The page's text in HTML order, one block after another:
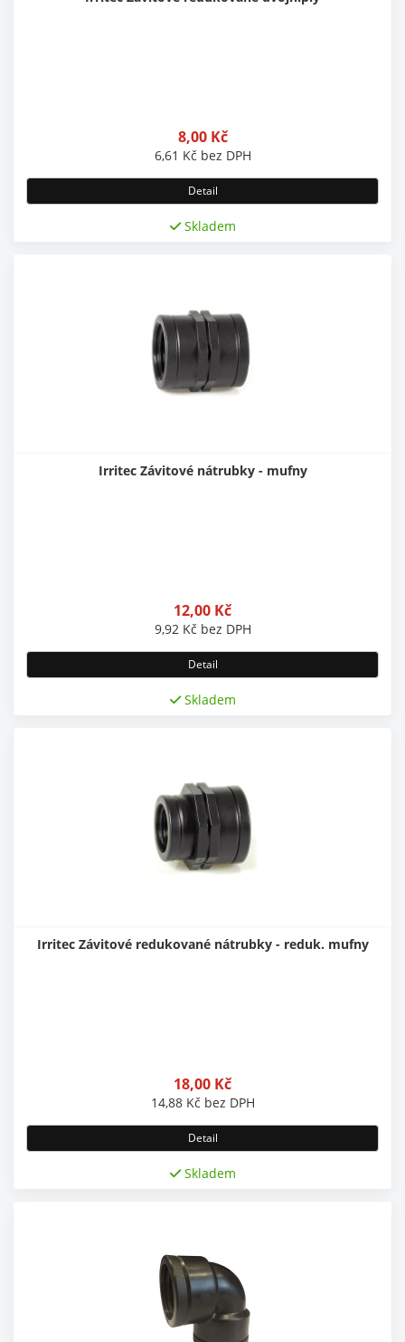
8,00 Kč
6,61 Kč bez DPH
Detail
Skladem
Irritec Závitové nátrubky - mufny
12,00 Kč
9,92 Kč bez DPH
Detail
Skladem
Irritec Závitové redukované nátrubky - reduk. mufny
18,00 Kč
14,88 Kč bez DPH
Detail
Skladem